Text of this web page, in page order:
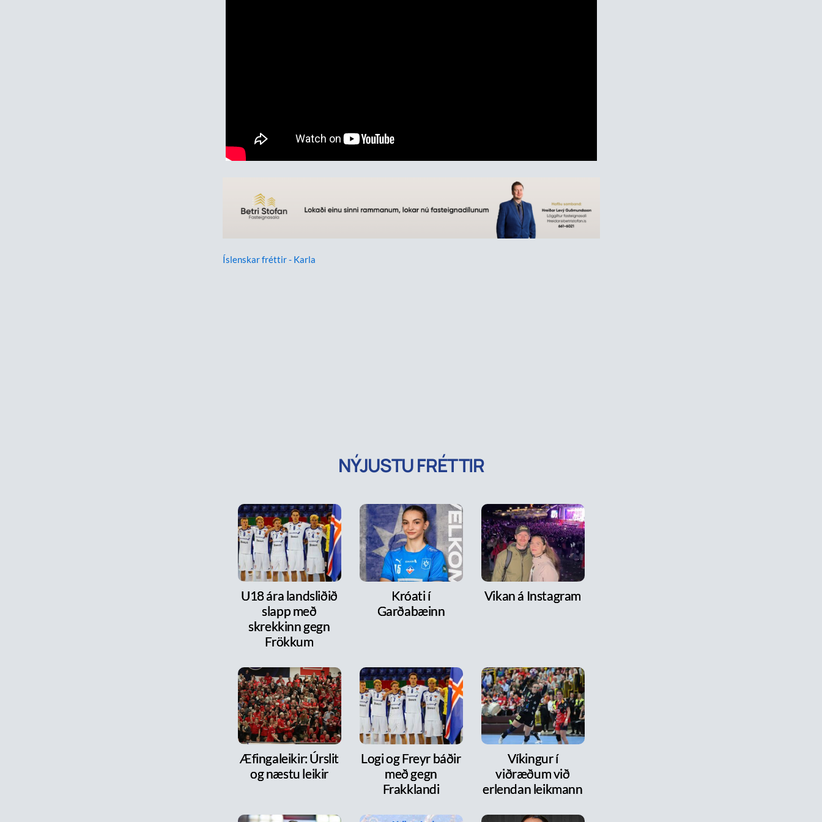
Íslenskar fréttir - Karla
NÝJUSTU FRÉTTIR
U18 ára landsliðið
slapp með
skrekkinn gegn
Frökkum
Króati í
Garðabæinn
Vikan á Instagram
Æfingaleikir: Úrslit
og næstu leikir
Logi og Freyr báðir
með gegn
Frakklandi
Víkingur í
viðræðum við
erlendan leikmann